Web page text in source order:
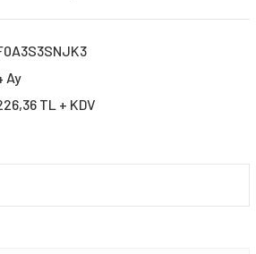
Ay
TL + KDV